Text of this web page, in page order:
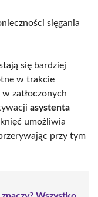
sięgania
się bardziej
w trakcie
zatłoczonych
asystenta
umożliwia
przy tym